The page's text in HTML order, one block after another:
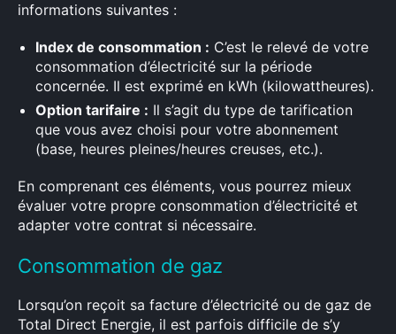
informations suivantes :
Index de consommation : C’est le relevé de votre
consommation d’électricité sur la période
concernée. Il est exprimé en kWh (kilowattheures).
Option tarifaire : Il s’agit du type de tarification
que vous avez choisi pour votre abonnement
(base, heures pleines/heures creuses, etc.).
En comprenant ces éléments, vous pourrez mieux
évaluer votre propre consommation d’électricité et
adapter votre contrat si nécessaire.
Consommation de gaz
Lorsqu’on reçoit sa facture d’électricité ou de gaz de
Total Direct Energie, il est parfois difficile de s’y